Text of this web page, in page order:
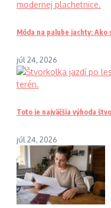
Móda na palube jachty: Ako
júl 24, 2026
Toto je najväčšia výhoda
júl 24, 2026